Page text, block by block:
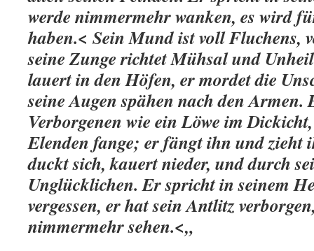
werde nimmermehr wanken, es wird
haben.< Sein Mund ist voll Fluchens,
seine Zunge richtet Mühsal und
lauert in den Höfen, er mordet die
seine Augen spähen nach den
Verborgenen wie ein Löwe im
Elenden fange; er fängt ihn und zieht
duckt sich, kauert nieder, und durch
Unglücklichen. Er spricht in seinem
vergessen, er hat sein Antlitz
nimmermehr sehen.<„